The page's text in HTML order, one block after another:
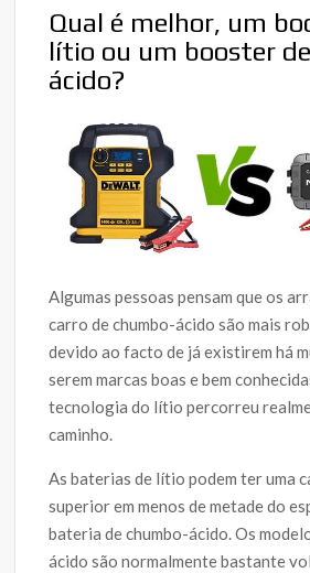
Qual é melhor, um
lítio ou um booster
ácido?
Algumas pessoas pensam que os
carro de chumbo-ácido são mais
devido ao facto de já existirem há
serem marcas boas e bem
tecnologia do lítio percorreu
caminho.
As baterias de lítio podem ter uma
superior em menos de metade do
bateria de chumbo-ácido. Os
ácido são normalmente bastante